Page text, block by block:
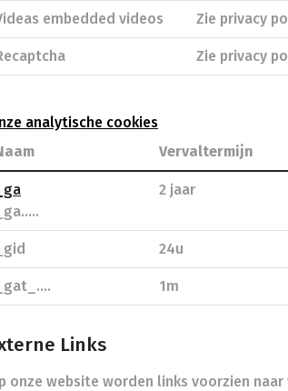
embedded videos Zie privacy
Zie privacy
analytische cookies
Vervaltermijn
_ga
_ga.....
2 jaar
_gid 24u
_gat_.... 1m
Links
onze website worden links voorzien